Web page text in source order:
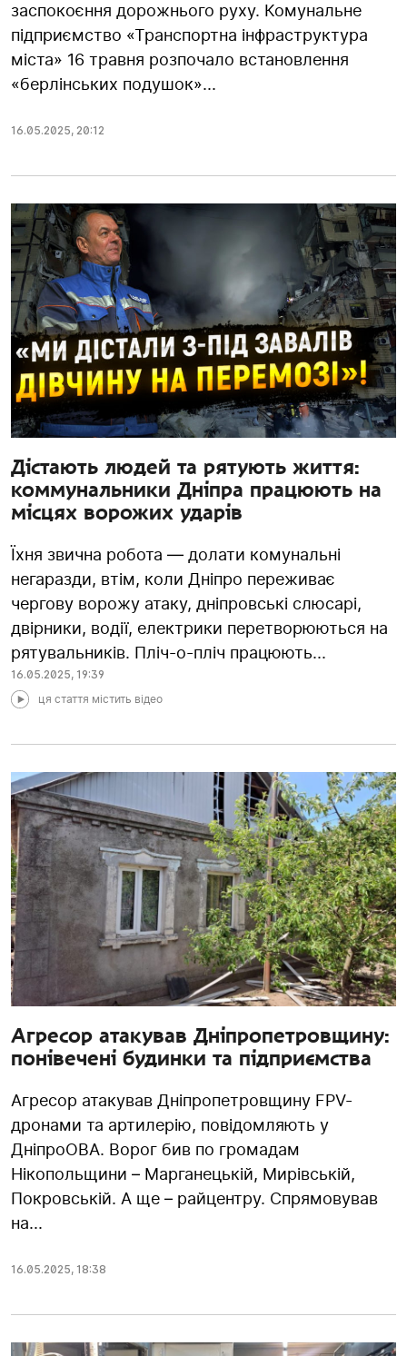
заспокоєння дорожнього руху. Комунальне
підприємство «Транспортна інфраструктура
міста» 16 травня розпочало встановлення
«берлінських подушок»...
16.05.2025, 20:12
Дістають людей та рятують життя:
коммунальники Дніпра працюють на
місцях ворожих ударів
Їхня звична робота — долати комунальні
негаразди, втім, коли Дніпро переживає
чергову ворожу атаку, дніпровські слюсарі,
двірники, водії, електрики перетворюються на
рятувальників. Пліч-о-пліч працюють...
16.05.2025, 19:39
ця стаття містить відео
Агресор атакував Дніпропетровщину:
понівечені будинки та підприємства
Агресор атакував Дніпропетровщину FPV-
дронами та артилерію, повідомляють у
ДніпроОВА. Ворог бив по громадам
Нікопольщини – Марганецькій, Мирівській,
Покровській. А ще – райцентру. Спрямовував
на...
16.05.2025, 18:38